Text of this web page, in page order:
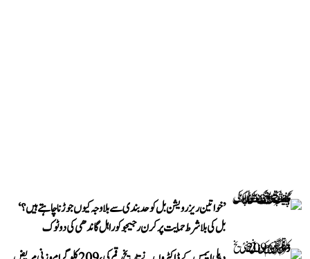
’خواتین ریزرویشن بل کو حدبندی سے بلا وجہ کیوں جوڑنا چاہتے ہیں؟‘
بل کی بلا شرط حمایت پر کرن رجیجو کو راہل گاندھی کی دوٹوک